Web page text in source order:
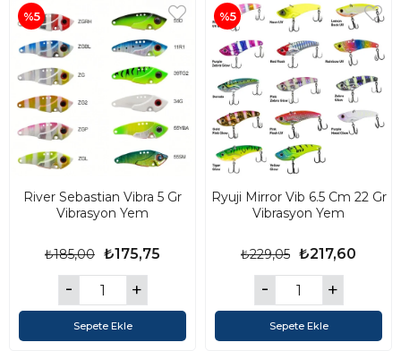
River Sebastian Vibra 5 Gr
Vibrasyon Yem
₺175,75
₺185,00
Sepete Ekle
%5
Ryuji Mirror Vib 6.5 Cm 22 Gr
Vibrasyon Yem
₺217,60
₺229,05
Sepete Ekle
%5